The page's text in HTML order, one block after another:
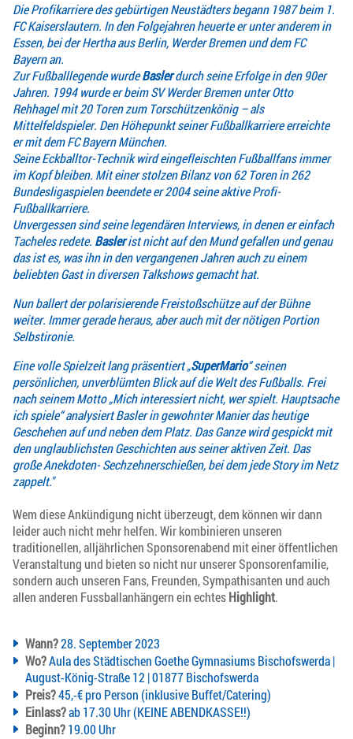
Die Profikarriere des gebürtigen Neustädters begann 1987 beim 1.
FC Kaiserslautern. In den Folgejahren heuerte er unter anderem in
Essen, bei der Hertha aus Berlin, Werder Bremen und dem FC
Bayern an.
Zur Fußballlegende wurdeBaslerdurch seine Erfolge in den 90er
Jahren. 1994 wurde er beim SV Werder Bremen unter Otto
Rehhagel mit 20 Toren zum Torschützenkönig – als
Mittelfeldspieler. Den Höhepunkt seiner Fußballkarriere erreichte
er mit dem FC Bayern München.
Seine Eckballtor-Technik wird eingefleischten Fußballfans immer
im Kopf bleiben. Mit einer stolzen Bilanz von 62 Toren in 262
Bundesligaspielen beendete er 2004 seine aktive Profi-
Fußballkarriere.
Unvergessen sind seine legendären Interviews, in denen er einfach
Tacheles redete. Baslerist nicht auf den Mund gefallen und genau
das ist es, was ihn in den vergangenen Jahren auch zu einem
beliebten Gast in diversen Talkshows gemacht hat.
Nun ballert der polarisierende Freistoßschütze auf der Bühne
weiter. Immer gerade heraus, aber auch mit der nötigen Portion
Selbstironie.
Eine volle Spielzeit lang präsentiert „SuperMario“ seinen
persönlichen, unverblümten Blick auf die Welt des Fußballs. Frei
nach seinem Motto „Mich interessiert nicht, wer spielt. Hauptsache
ich spiele“ analysiert Basler in gewohnter Manier das heutige
Geschehen auf und neben dem Platz. Das Ganze wird gespickt mit
den unglaublichsten Geschichten aus seiner aktiven Zeit. Das
große Anekdoten- Sechzehnerschießen, bei dem jede Story im Netz
zappelt."
Wem diese Ankündigung nicht überzeugt, dem können wir dann
leider auch nicht mehr helfen. Wir kombinieren unseren
traditionellen, alljährlichen Sponsorenabend mit einer öffentlichen
Veranstaltung und bieten so nicht nur unserer Sponsorenfamilie,
sondern auch unseren Fans, Freunden, Sympathisanten und auch
allen anderen Fussballanhängern ein echtesHighlight.
Wann?28. September 2023
Wo?Aula des Städtischen Goethe Gymnasiums Bischofswerda |
August-König-Straße 12 | 01877 Bischofswerda
Preis?45,-€ pro Person (inklusive Buffet/Catering)
Einlass?ab 17.30 Uhr (KEINE ABENDKASSE!!)
Beginn?19.00 Uhr